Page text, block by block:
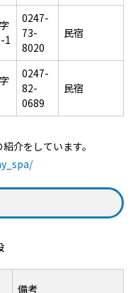
1
0247-
73-
8020
民宿
0247-
82-
0689
民宿
介をしています。
備考